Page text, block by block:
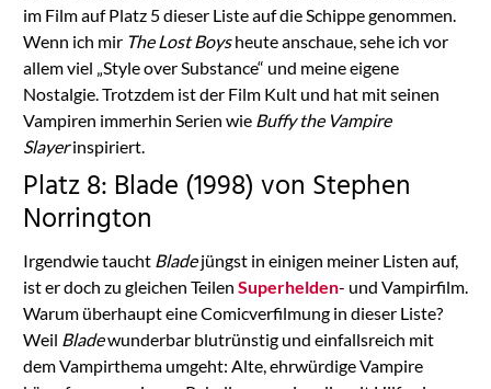
im Film auf Platz 5 dieser Liste auf die Schippe genommen.
Wenn ich mir The Lost Boysheute anschaue, sehe ich vor
allem viel „Style over Substance“ und meine eigene
Nostalgie. Trotzdem ist der Film Kult und hat mit seinen
Vampiren immerhin Serien wie Buffy the Vampire
Slayerinspiriert.
Platz 8: Blade (1998) von Stephen
Norrington
Irgendwie taucht Bladejüngst in einigen meiner Listen auf,
ist er doch zu gleichen Teilen Superhelden- und Vampirfilm.
Warum überhaupt eine Comicverfilmung in dieser Liste?
Weil Bladewunderbar blutrünstig und einfallsreich mit
dem Vampirthema umgeht: Alte, ehrwürdige Vampire